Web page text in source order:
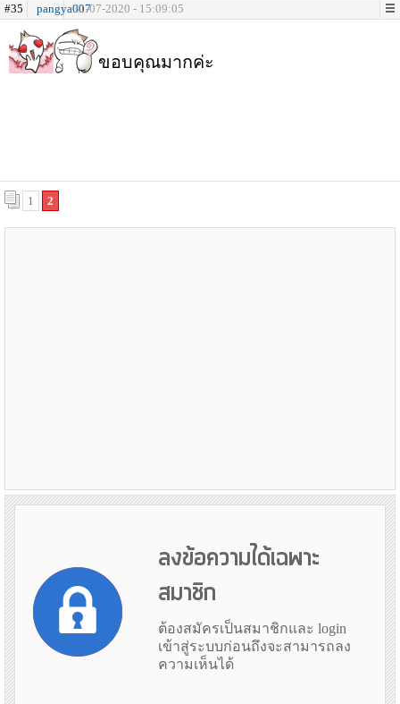
#35 pangya00731-07-2020 - 15:09:05
ขอบคุณมากค่ะ
1 2
ลงข้อความได้เฉพาะ
สมาชิก
ต้องสมัครเป็นสมาชิกและ login
เข้าสู่ระบบก่อนถึงจะสามารถลง
ความเห็นได้